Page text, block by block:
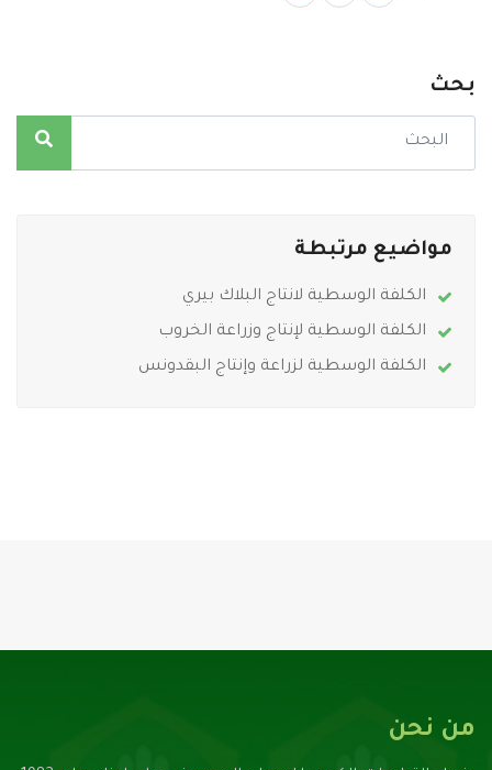
بحث
مواضيع مرتبطة
الكلفة الوسطية لانتاج البلاك بيري
الكلفة الوسطية لإنتاج وزراعة الخروب
الكلفة الوسطية لزراعة وإنتاج البقدونس
من نحن